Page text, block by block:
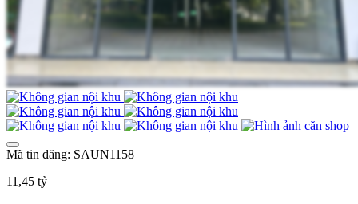
Mã tin đăng: SAUN1158
11,45 tỷ